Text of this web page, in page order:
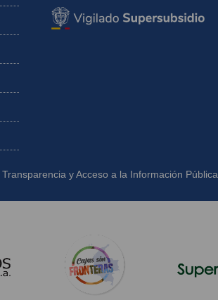
Transparencia y Acceso a la Información Pública